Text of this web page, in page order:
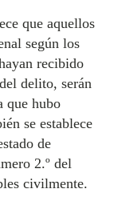
que aquellos
según los
recibido
delito, serán
que hubo
se establece
de
2.º del
civilmente.